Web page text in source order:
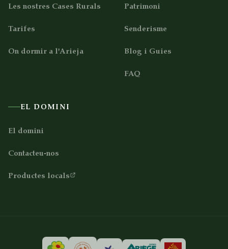
Contacteu-nos
Les nostres Cases Rurals
Tarifes
On dormir a l'Arieja
Patrimoni
Senderisme
Blog i Guies
FAQ
EL DOMINI
El domini
Contacteu-nos
Productes locals